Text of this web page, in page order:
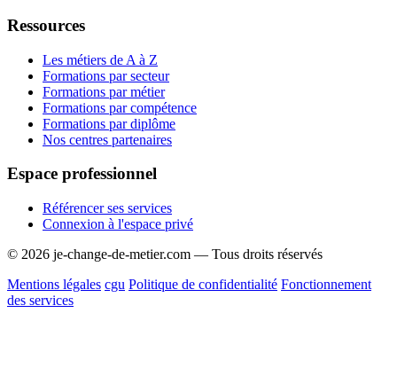
Ressources
Les métiers de A à Z
Formations par secteur
Formations par métier
Formations par compétence
Formations par diplôme
Nos centres partenaires
Espace professionnel
Référencer ses services
Connexion à l'espace privé
© 2026 je-change-de-metier.com — Tous droits réservés
Mentions légales cgu Politique de confidentialité Fonctionnement
des services